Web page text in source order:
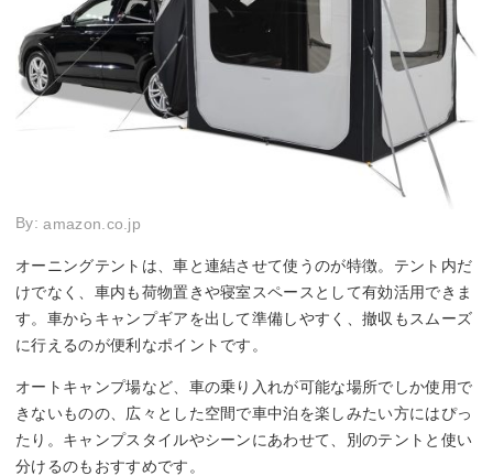
By:amazon.co.jp
オーニングテントは、車と連結させて使うのが特徴。テント内だ
けでなく、車内も荷物置きや寝室スペースとして有効活用できま
す。車からキャンプギアを出して準備しやすく、撤収もスムーズ
に行えるのが便利なポイントです。
オートキャンプ場など、車の乗り入れが可能な場所でしか使用で
きないものの、広々とした空間で車中泊を楽しみたい方にはぴっ
たり。キャンプスタイルやシーンにあわせて、別のテントと使い
分けるのもおすすめです。